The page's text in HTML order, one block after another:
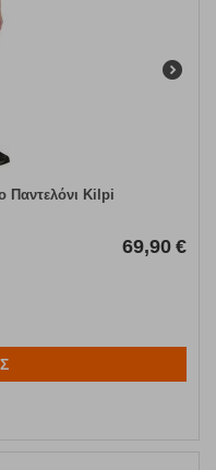
Παντελόνι Kilpi
69,90 €